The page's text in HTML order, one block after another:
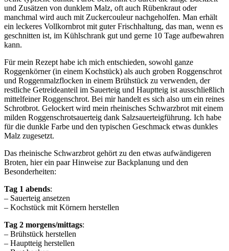
und Zusätzen von dunklem Malz, oft auch Rübenkraut oder
manchmal wird auch mit Zuckercouleur nachgeholfen. Man erhält
ein leckeres Vollkornbrot mit guter Frischhaltung, das man, wenn es
geschnitten ist, im Kühlschrank gut und gerne 10 Tage aufbewahren
kann.
Für mein Rezept habe ich mich entschieden, sowohl ganze
Roggenkörner (in einem Kochstück) als auch groben Roggenschrot
und Roggenmalzflocken in einem Brühstück zu verwenden, der
restliche Getreideanteil im Sauerteig und Hauptteig ist ausschließlich
mittelfeiner Roggenschrot. Bei mir handelt es sich also um ein reines
Schrotbrot. Gelockert wird mein rheinisches Schwarzbrot mit einem
milden Roggenschrotsauerteig dank Salzsauerteigführung. Ich habe
für die dunkle Farbe und den typischen Geschmack etwas dunkles
Malz zugesetzt.
Das rheinische Schwarzbrot gehört zu den etwas aufwändigeren
Broten, hier ein paar Hinweise zur Backplanung und den
Besonderheiten:
Tag 1 abends:
– Sauerteig ansetzen
– Kochstück mit Körnern herstellen
Tag 2 morgens/mittags:
– Brühstück herstellen
– Hauptteig herstellen